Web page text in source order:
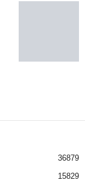
36879
15829